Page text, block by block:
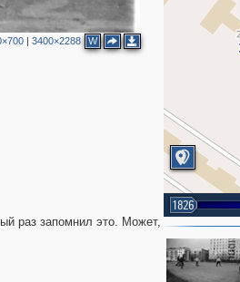
| 3400×2288 W
1826
раз запомнил это. Может,